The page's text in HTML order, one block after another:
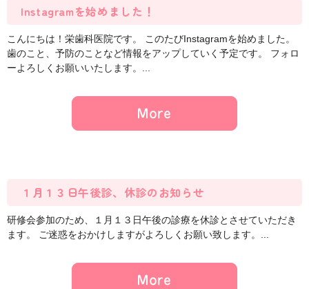
Instagramを始めました！
こんにちは！栄歯科医院です。 このたびInstagramを始めました。
歯のこと、予防のことなど情報をアップしていく予定です。 フォロ
ーよろしくお願いいたします。...
１月１３日午後診、休診のお知らせ
研修会参加のため、１月１３日午後の診療を休診とさせていただき
ます。 ご迷惑をおかけしますがよろしくお願い致します。...